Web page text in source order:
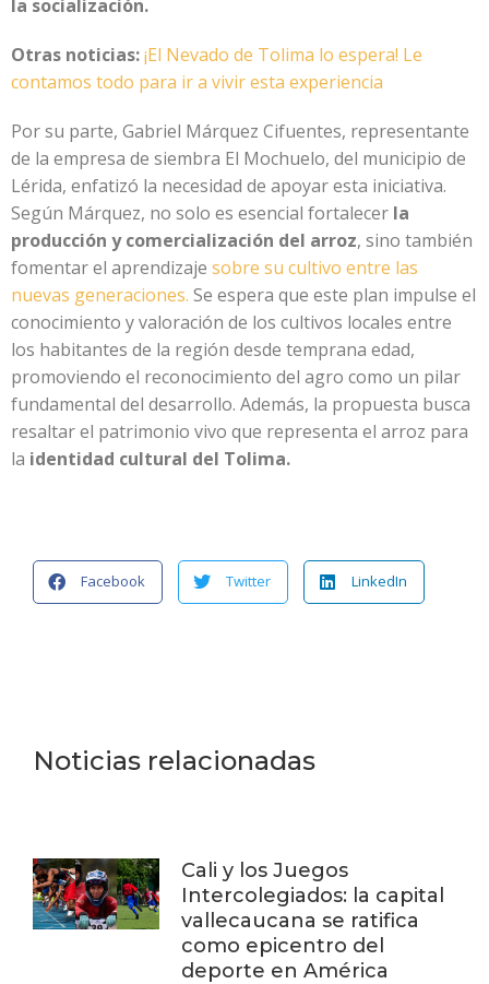
la socialización.
Otras noticias:¡El Nevado de Tolima lo espera! Le
contamos todo para ir a vivir esta experiencia
Por su parte, Gabriel Márquez Cifuentes, representante
de la empresa de siembra El Mochuelo, del municipio de
Lérida, enfatizó la necesidad de apoyar esta iniciativa.
Según Márquez, no solo es esencial fortalecer la
producción y comercialización del arroz, sino también
fomentar el aprendizaje sobre su cultivo entre las
nuevas generaciones. Se espera que este plan impulse el
conocimiento y valoración de los cultivos locales entre
los habitantes de la región desde temprana edad,
promoviendo el reconocimiento del agro como un pilar
fundamental del desarrollo. Además, la propuesta busca
resaltar el patrimonio vivo que representa el arroz para
la identidad cultural del Tolima.
Facebook Twitter LinkedIn
Noticias relacionadas
Cali y los Juegos
Intercolegiados: la capital
vallecaucana se ratifica
como epicentro del
deporte en América